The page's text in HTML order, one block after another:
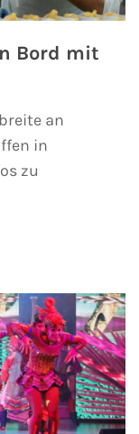
Bord mit
an
in
zu